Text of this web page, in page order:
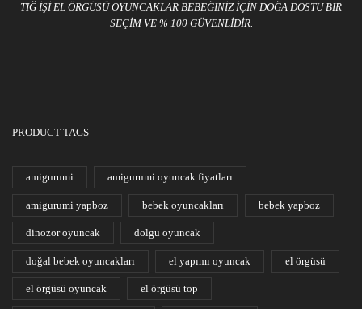
TIĞ IŞI EL ÖRGÜSÜ OYUNCAKLAR BEBEĞINIZ IÇIN DOĞA DOSTU BIR
SEÇIM VE % 100 GÜVENLIDIR.
PRODUCT TAGS
amigurumi amigurumi oyuncak fiyatları
amigurumi yapboz bebek oyuncakları bebek yapboz
dinozor oyuncak dolgu oyuncak
doğal bebek oyuncakları el yapımı oyuncak el örgüsü
el örgüsü oyuncak el örgüsü top